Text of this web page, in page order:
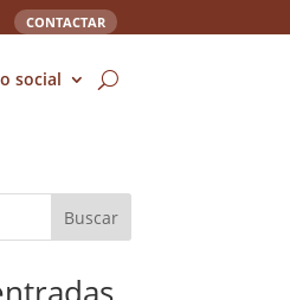
CONTACTAR
social
Buscar